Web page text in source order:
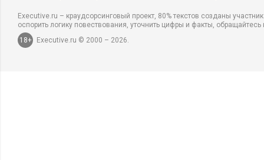
Executive.ru – краудсорсинговый проект, 80% текстов созданы
оспорить логику повествования, уточнить цифры и факты,
18+
Executive.ru © 2000 – 2026.